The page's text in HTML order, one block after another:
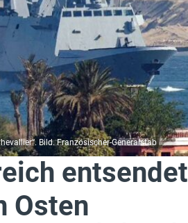
Bild. Französischer-Generalstab
entsendet
Osten